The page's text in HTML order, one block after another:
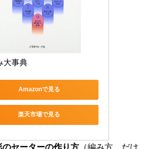
大事典
Amazonで見る
楽天市場で見る
セーターの作り方 （編み方、だけ